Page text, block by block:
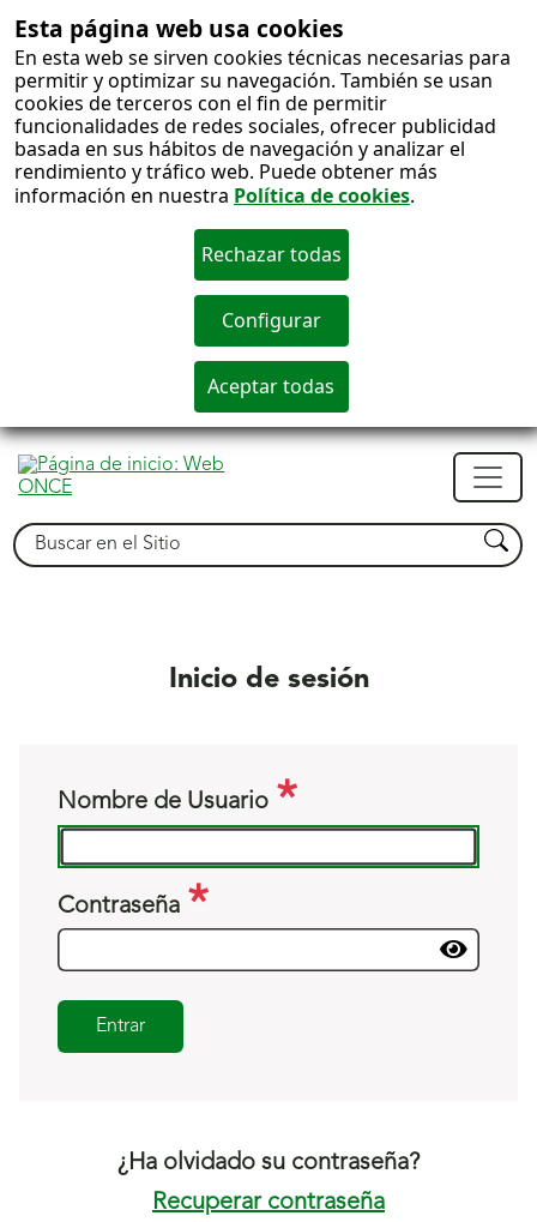
Esta página web usa cookies
En esta web se sirven cookies técnicas necesarias para
permitir y optimizar su navegación. También se usan
cookies de terceros con el fin de permitir
funcionalidades de redes sociales, ofrecer publicidad
basada en sus hábitos de navegación y analizar el
rendimiento y tráfico web. Puede obtener más
información en nuestra Política de cookies.
Buscar Buscar
Inicio de sesión
Nombre de Usuario
Contraseña
Entrar
¿Ha olvidado su contraseña?
Recuperar contraseña